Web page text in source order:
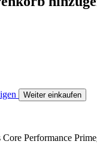
Weiter einkaufen
Performance